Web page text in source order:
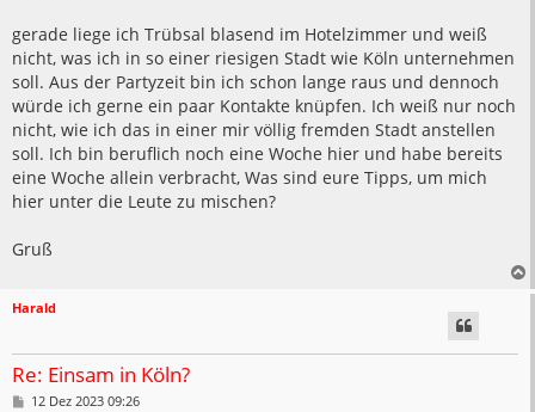
a
g
gerade liege ich Trübsal blasend im Hotelzimmer und weiß
nicht, was ich in so einer riesigen Stadt wie Köln unternehmen
soll. Aus der Partyzeit bin ich schon lange raus und dennoch
würde ich gerne ein paar Kontakte knüpfen. Ich weiß nur noch
nicht, wie ich das in einer mir völlig fremden Stadt anstellen
soll. Ich bin beruflich noch eine Woche hier und habe bereits
eine Woche allein verbracht, Was sind eure Tipps, um mich
hier unter die Leute zu mischen?
Gruß
Harald
Re: Einsam in Köln?
B12 Dez 2023 09:26